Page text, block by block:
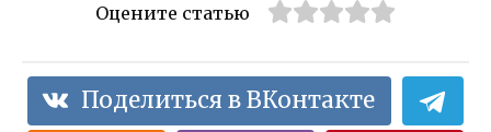
Оцените статью
Поделиться в ВКонтакте